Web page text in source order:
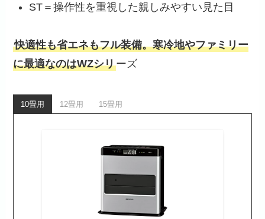
ST＝操作性を重視した親しみやすい見た目
快適性も省エネもフル装備。寒冷地やファミリー
に最適なのはWZシリーズ
10畳用 12畳用 15畳用